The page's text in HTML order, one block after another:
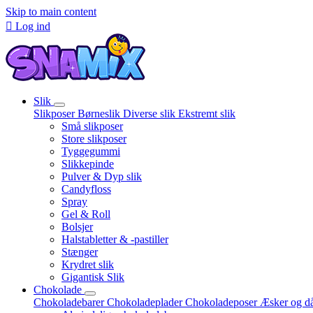
Skip to main content
 Log ind
Slik
SlikposerBørneslik Diverse slik Ekstremt slik
Små slikposer
Store slikposer
Tyggegummi
Slikkepinde
Pulver & Dyp slik
Candyfloss
Spray
Gel & Roll
Bolsjer
Halstabletter & -pastiller
Stænger
Krydret slik
Gigantisk Slik
Chokolade
ChokoladebarerChokoladepladerChokoladeposer Æsker og